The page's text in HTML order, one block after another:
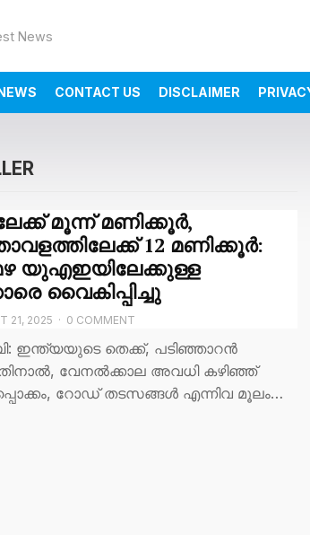
News
CONTACT US DISCLAIMER
മൂന്ന് മണിക്കൂർ,
12 മണിക്കൂർ:
യുഎഇയിലേക്കുള്ള
വൈകിപ്പിച്ചു
21, 2025 · 0 COMMENT
ഇന്ത്യയുടെ തെക്ക്, പടിഞ്ഞാറൻ
വേനൽക്കാല അവധി കഴിഞ്ഞ്
റോഡ് തടസങ്ങൾ എന്നിവ മൂലം…